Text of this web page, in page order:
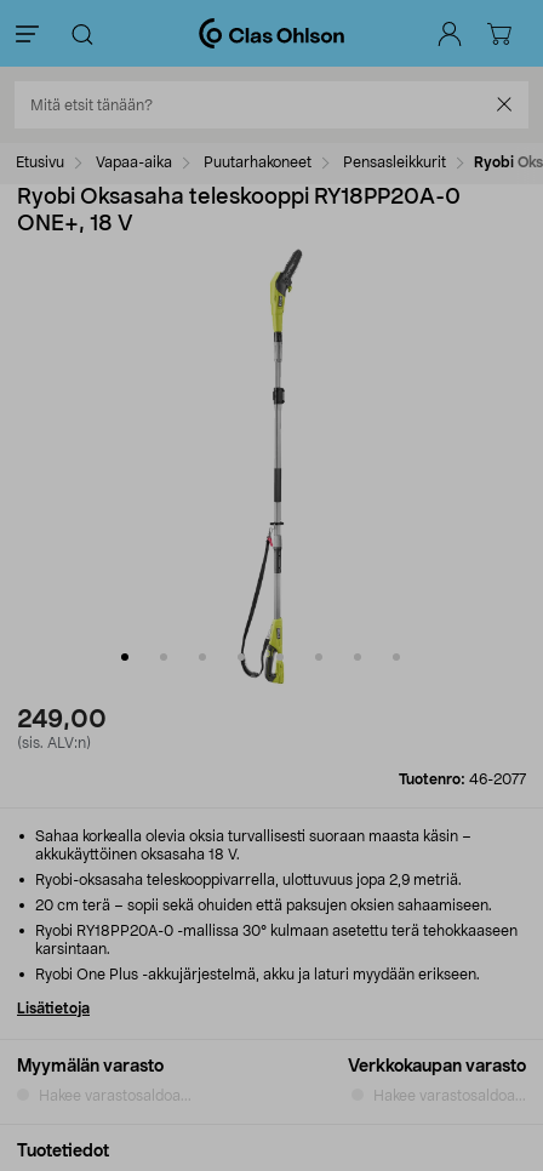
Etusivu Vapaa-aika Puutarhakoneet Pensasleikkurit Ryobi
Ryobi Oksasaha teleskooppi RY18PP20A-0
ONE+, 18 V
249,00
(sis. ALV:n)
Tuotenro: 46-2077
Myymälän varasto
Hakee varastosaldoa...
Verkkokaupan varasto
Hakee varastosaldoa...
Sahaa korkealla olevia oksia turvallisesti suoraan maasta käsin –
akkukäyttöinen oksasaha 18 V.
Ryobi-oksasaha teleskooppivarrella, ulottuvuus jopa 2,9 metriä.
20 cm terä – sopii sekä ohuiden että paksujen oksien sahaamiseen.
Ryobi RY18PP20A-0 -mallissa 30° kulmaan asetettu terä tehokkaaseen
karsintaan.
Ryobi One Plus -akkujärjestelmä, akku ja laturi myydään erikseen.
Lisätietoja
Tuotetiedot